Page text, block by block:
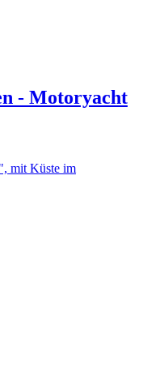
- Motoryacht